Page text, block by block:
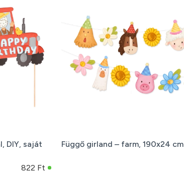
DIY, saját
822 Ft
Függő girland – farm, 190x24 cm